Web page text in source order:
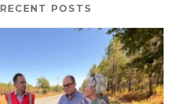
RECENT POSTS